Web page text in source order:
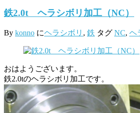
鉄2.0t ヘラシボリ加工（NC）
By konno にヘラシボリ , 鉄 タグ NC, ヘ
おはようございます。
鉄2.0tのヘラシボリ加工です。